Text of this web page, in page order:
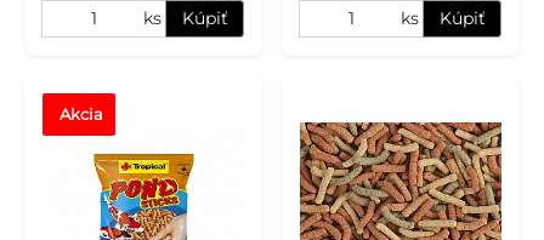
ks Kúpiť ks Kúpiť
Akcia